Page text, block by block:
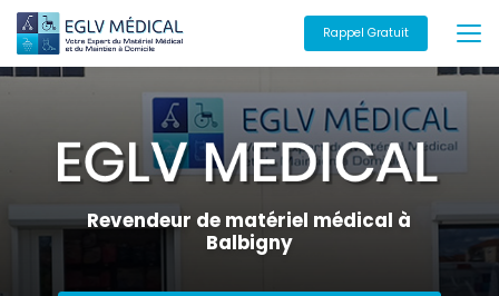
Aller
au
contenu
principal
Rappel Gratuit
Revendeur de matériel médical à
Balbigny